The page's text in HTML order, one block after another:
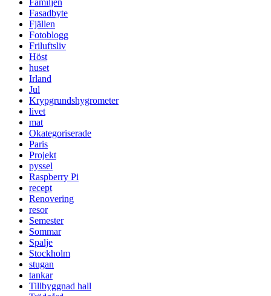
Familjen
Fasadbyte
Fjällen
Fotoblogg
Friluftsliv
Höst
huset
Irland
Jul
Krypgrundshygrometer
livet
mat
Okategoriserade
Paris
Projekt
pyssel
Raspberry Pi
recept
Renovering
resor
Semester
Sommar
Spalje
Stockholm
stugan
tankar
Tillbyggnad hall